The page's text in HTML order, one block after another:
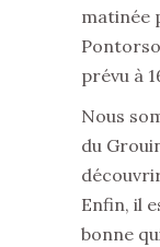
matinée
prévu à
Nous
du
Enfin, il
bonne